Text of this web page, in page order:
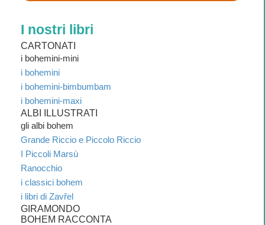
I nostri libri
CARTONATI
i bohemini-mini
i bohemini
i bohemini-bimbumbam
i bohemini-maxi
ALBI ILLUSTRATI
gli albi bohem
Grande Riccio e Piccolo Riccio
I Piccoli Marsù
Ranocchio
i classici bohem
i libri di Zavřel
GIRAMONDO
BOHEM RACCONTA